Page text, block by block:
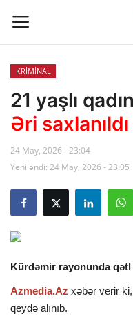
Əlaqə
Xəbər lenti
Haqqımızda
Reklam
ÖLKƏ
SİYASƏT
İQTİSADİYYAT
KRİMİNAL
21 yaşlı
Əri
24 May, 2026 - 23:04
Yeniləndi: 24 May, 2026 - 23:05
Kürdəmir rayonunda
Azmedia.Az xəbər verir
qeydə alınıb.